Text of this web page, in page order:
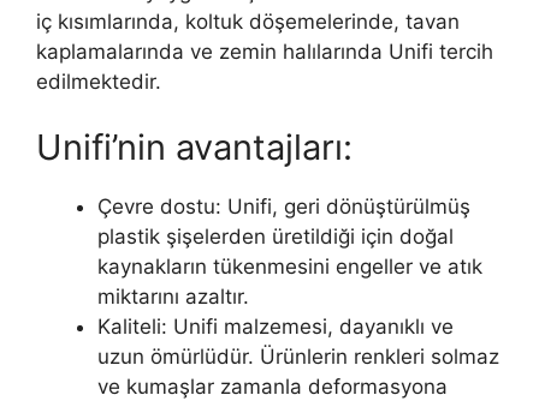
iç kısımlarında, koltuk döşemelerinde, tavan
kaplamalarında ve zemin halılarında Unifi tercih
edilmektedir.
Unifi’nin avantajları:
Çevre dostu: Unifi, geri dönüştürülmüş
plastik şişelerden üretildiği için doğal
kaynakların tükenmesini engeller ve atık
miktarını azaltır.
Kaliteli: Unifi malzemesi, dayanıklı ve
uzun ömürlüdür. Ürünlerin renkleri solmaz
ve kumaşlar zamanla deformasyona